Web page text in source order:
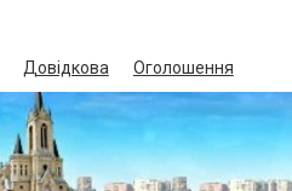
Довідкова Оголошення